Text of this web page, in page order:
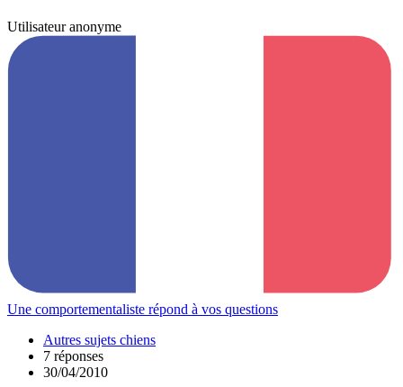
Utilisateur anonyme
Une comportementaliste répond à vos questions
Autres sujets chiens
7 réponses
30/04/2010